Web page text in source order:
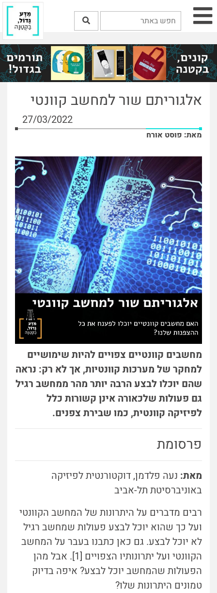
אלגוריתם שור למחשב קוונטי
27/03/2022
מאת: פוסט אורח
מחשבים קוונטיים צפויים להיות שימושיים
למחקר של מערכות קוונטיות, אך לא רק: נראה
שהם יוכלו לבצע הרבה יותר מהר ממחשב רגיל
גם פעולות שלכאורה אינן קשורות כלל
לפיזיקה קוונטית, כמו שבירת צפנים.
פרסומת
מאת: נעה פלדמן, דוקטורנטית לפיזיקה
באוניברסיטת תל-אביב
רבים מדברים על היתרונות של המחשב הקוונטי
ועל כך שהוא יוכל לבצע פעולות שמחשב רגיל
לא יוכל לבצע. גם כאן כתבנו בעבר על המחשב
הקוונטי ועל יתרונותיו הצפויים [1]. אבל מהן
הפעולות שהמחשב יוכל לבצע? איפה בדיוק
טמונים היתרונות שלו?